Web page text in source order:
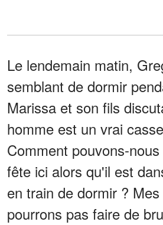
Le lendemain matin,
semblant de dormir
Marissa et son fils
homme est un vrai
Comment pouvons-
fête ici alors qu'il est
en train de dormir ?
pourrons pas faire de